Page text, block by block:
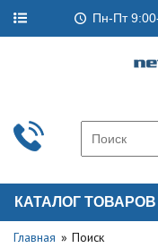
Пн-Пт
КАТАЛОГ ТОВАРОВ
Главная Поиск